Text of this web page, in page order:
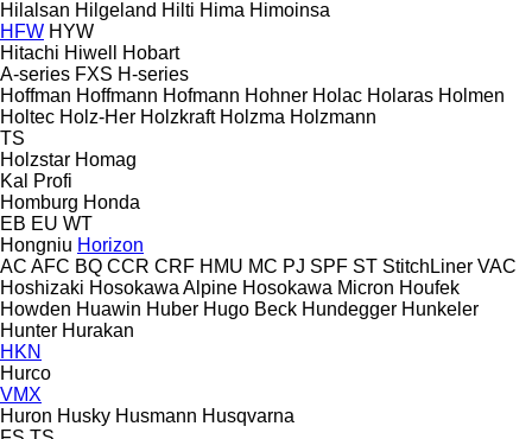
Hilalsan Hilgeland Hilti Hima Himoinsa
HFW HYW
Hitachi Hiwell
Hobart
A-series FXS H-series
Hoffman Hoffmann Hofmann Hohner Holac Holaras Holmen
Holtec Holz-Her Holzkraft Holzma Holzmann
TS
Holzstar Homag
Kal
Profi
Homburg Honda
EB EU WT
Hongniu Horizon
AC AFC BQ CCR CRF HMU MC PJ SPF ST StitchLiner VAC
Hoshizaki Hosokawa Alpine Hosokawa Micron Houfek
Howden Huawin Huber Hugo Beck Hundegger Hunkeler
Hunter Hurakan
HKN
Hurco
VMX
Huron Husky Husmann Husqvarna